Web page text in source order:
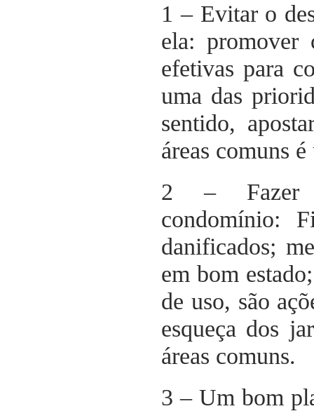
1 – Evitar o
ela: promover
efetivas para
uma das
sentido,
áreas comuns
2 – Fazer
condomínio:
danificados;
em bom
de uso, são
esqueça dos
áreas comuns.
3 – Um bom